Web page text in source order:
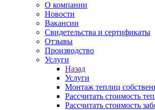
О компании
Новости
Вакансии
Свидетельства и сертификаты
Отзывы
Производство
Услуги
Назад
Услуги
Монтаж теплиц
Рассчитать стоимость
Рассчитать стоимость